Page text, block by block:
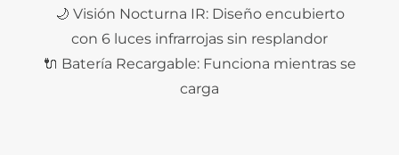
🌙 Visión Nocturna IR: Diseño encubierto
con 6 luces infrarrojas sin resplandor
🔌 Batería Recargable: Funciona mientras se
carga